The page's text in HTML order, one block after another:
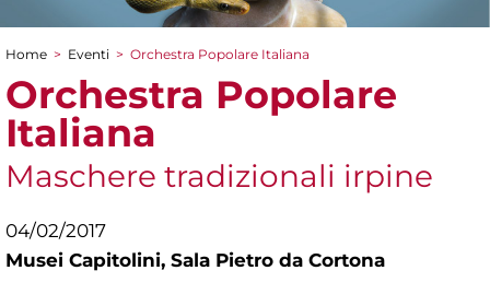
Tu sei qui
Home > Eventi > Orchestra Popolare Italiana
Orchestra Popolare
Italiana
Maschere tradizionali irpine
04/02/2017
Musei Capitolini, Sala Pietro da Cortona